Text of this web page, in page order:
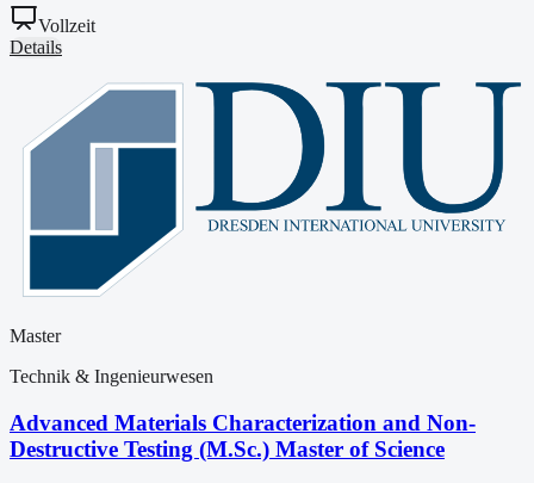
Vollzeit
Details
Master
Technik & Ingenieurwesen
Advanced Materials Characterization and Non-
Destructive Testing (M.Sc.) Master of Science